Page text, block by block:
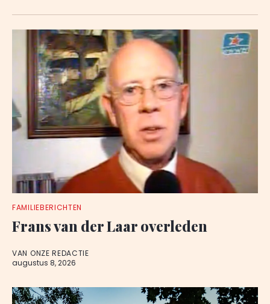
FAMILIEBERICHTEN
Frans van der Laar overleden
VAN ONZE REDACTIE
augustus 8, 2026